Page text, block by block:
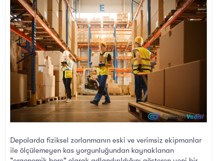
l
a
t
a
n
a
i
h
i
Depolarda fiziksel zorlanmanın eski ve verimsiz ekipmanlar
ile ölçülemeyen kas yorgunluğundan kaynaklanan